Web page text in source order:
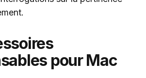
pour Mac